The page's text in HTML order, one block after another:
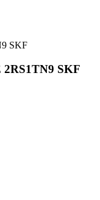
SKF
SKF